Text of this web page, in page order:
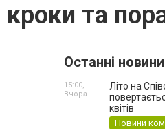
та
Останні новини
Літо на
квітів
Новини
15:00,
Вчора